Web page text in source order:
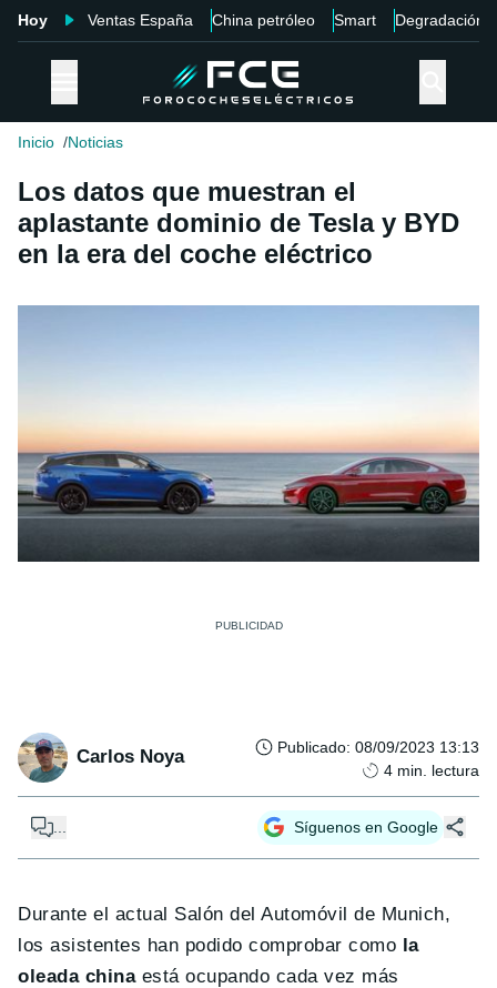
Hoy Ventas España China petróleo Smart Degradación
Inicio Noticias
Los datos que muestran el
aplastante dominio de Tesla y BYD
en la era del coche eléctrico
Carlos Noya Publicado: 08/09/2023 13:13
4 min. lectura
Síguenos en Google
Durante el actual Salón del Automóvil de Munich,
los asistentes han podido comprobar como la
oleada chinaestá ocupando cada vez más